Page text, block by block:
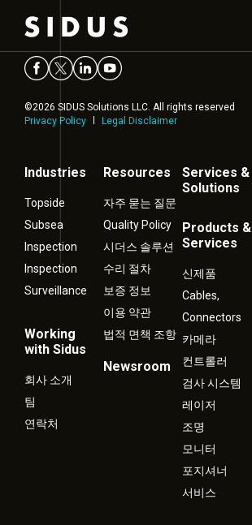
©2026 SIDUS Solutions LLC. All rights reserved
Privacy Policy
Legal Disclaimer
Industries
Topside
Subsea
Inspection
Inspection
Surveillance
Working
with Sidus
회사 소개
팀
연락처
Resources
자주 묻는 질문
Quality Policy
시더스 솔루션
수리 절차
보증 정보
이용 약관
법적 면책 조항
Newsroom
Services &
Solutions
Products &
Services
신제품
Cables,
Connectors
카메라
컨트롤러
검사 시스템
레이저
조명
모니터
포지셔너
서비스